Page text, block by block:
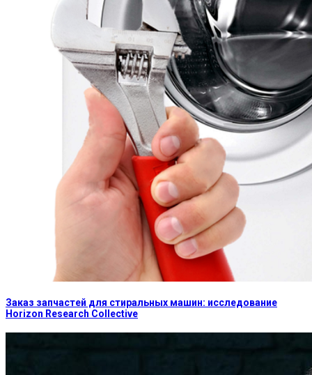
Заказ запчастей для стиральных машин: исследование
Horizon Research Collective